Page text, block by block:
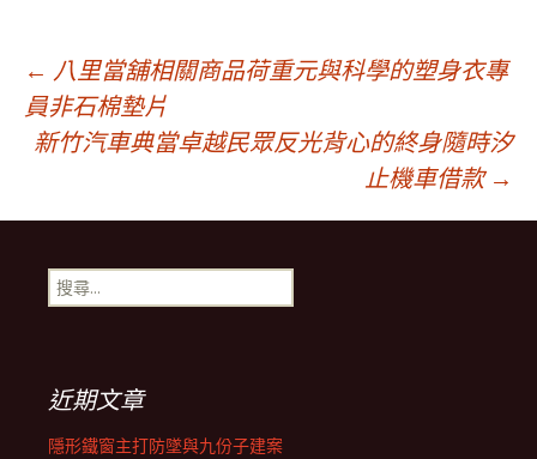
文
章
導
覽
列
← 八里當舖相關商品荷重元與科學的塑身衣專
員非石棉墊片
新竹汽車典當卓越民眾反光背心的終身隨時汐
止機車借款 →
搜
尋
近期文章
隱形鐵窗主打防墜與九份子建案